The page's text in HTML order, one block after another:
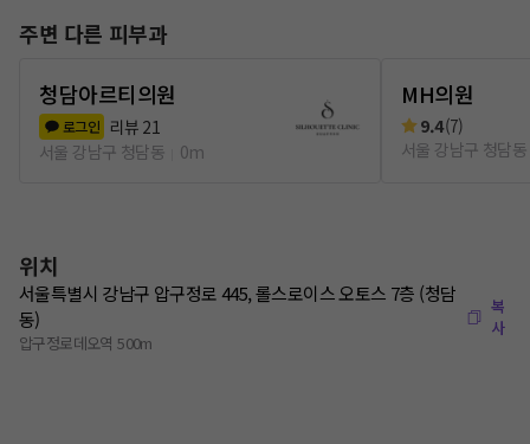
주변 다른 피부과
청담아르티의원
로그인 리뷰 21
서울 강남구 청담동
0m
MH의원
9.4(7)
서울 강남구 청담동
위치
서울특별시 강남구 압구정로 445, 롤스로이스 오토스 7층 (청담
동)
압구정로데오역 500m
복
사